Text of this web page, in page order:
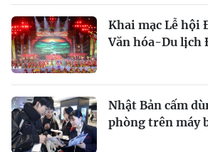
Khai mạc Lễ hội
Văn hóa-Du lịch
Nhật Bản cấm
phòng trên máy